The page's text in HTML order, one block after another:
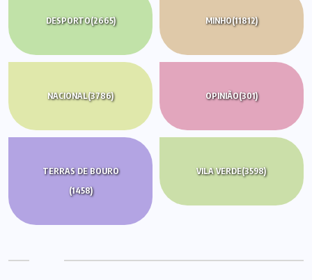
DESPORTO(2665) MINHO(11812)
NACIONAL(3786) OPINIÃO(301)
TERRAS DE BOURO
(1458)
VILA VERDE(3598)